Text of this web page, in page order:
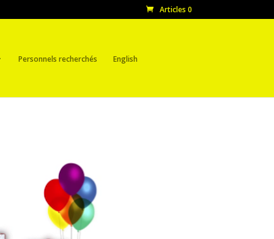
Articles 0
Personnels recherchés English